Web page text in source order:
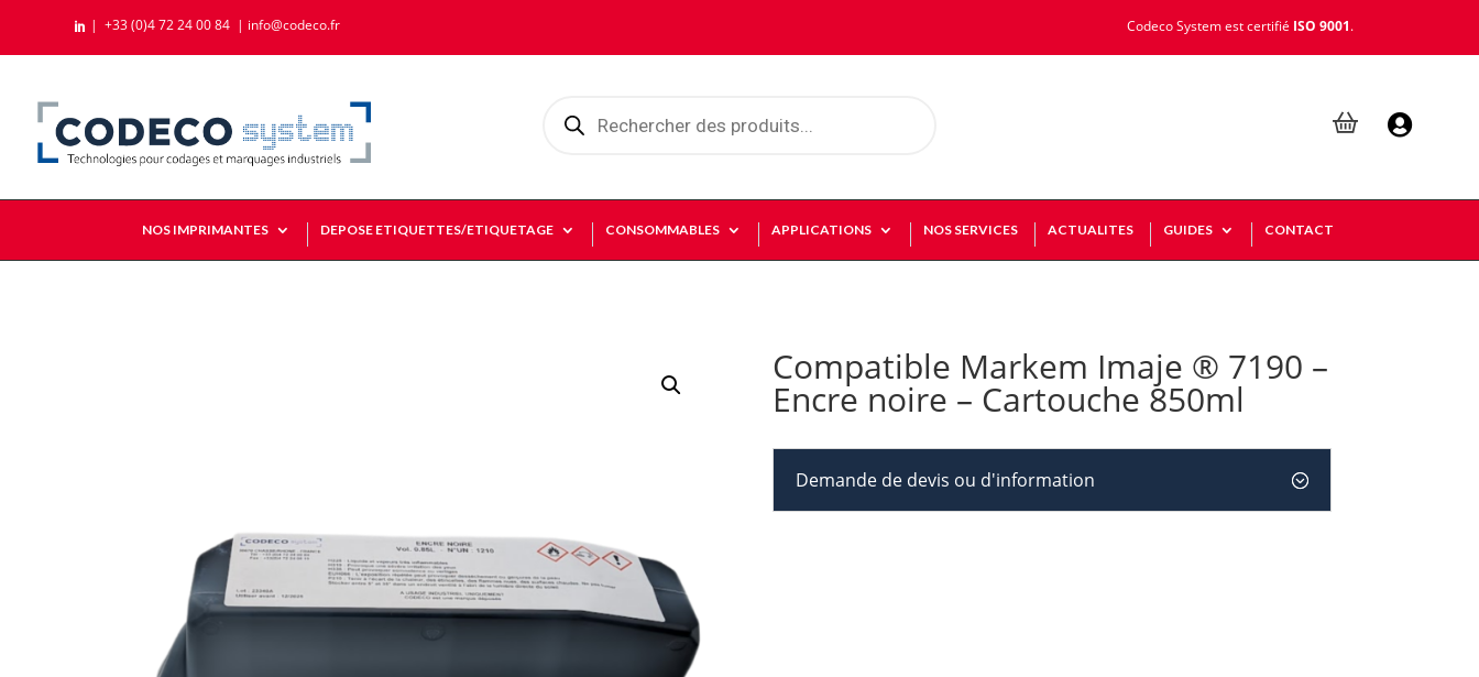
 | +33 (0)4 72 24 00 84 | info@codeco.fr Codeco System est certifié ISO 9001.
produits 
NOS IMPRIMANTES DEPOSE ETIQUETTES/ETIQUETAGE CONSOMMABLES APPLICATIONS NOS SERVICES ACTUALITES GUIDES CONTACT
Compatible Markem Imaje ® 7190 –
Encre noire – Cartouche 850ml
Demande de devis ou d'information